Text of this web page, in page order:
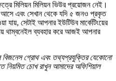
মিলিয়ন মিলিয়ন ভিউর প্রয়োজন নেই।
এবং সেখান থেকে যদি ৫ জনও প্রকৃত
যায়, সেটাই আপনার ইউটিউব মার্কেটিংয়ের
ব্যবহার করে আজই আপনার
বিজনেস গ্রোথ এবং তথ্যপ্রযুক্তির যেকোনো
চোখ রাখুন আমাদের অফিশিয়াল